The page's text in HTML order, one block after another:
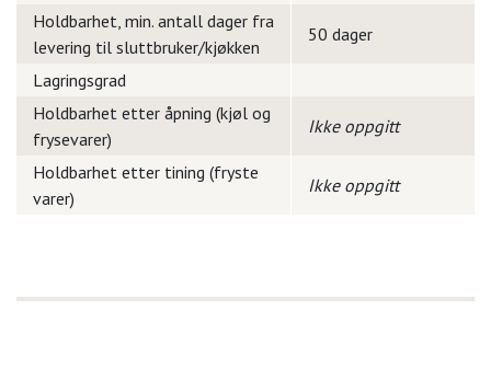
Holdbarhet, min. antall dager fra
levering til sluttbruker/kjøkken
50 dager
Lagringsgrad
Holdbarhet etter åpning (kjøl og
frysevarer)
Ikke oppgitt
Holdbarhet etter tining (fryste
varer)
Ikke oppgitt